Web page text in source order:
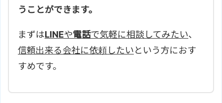
うことができます。
まずはLINEや電話で気軽に相談してみたい、
信頼出来る会社に依頼したいという方におす
すめです。